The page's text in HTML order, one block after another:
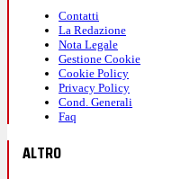
Contatti
La Redazione
Nota Legale
Gestione Cookie
Cookie Policy
Privacy Policy
Cond. Generali
Faq
ALTRO